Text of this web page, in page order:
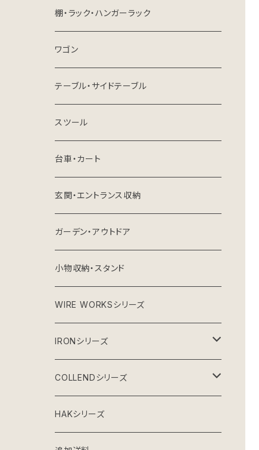
棚・ラック・ハンガーラック
ワゴン
テーブル・サイドテーブル
スツール
台車・カート
玄関・エントランス収納
ガーデン・アウトドア
小物収納・スタンド
WIRE WORKSシリーズ
IRONシリーズ
ガーデンシリーズ
グレーインテリア
COLLENDシリーズ
収納雑貨
HAKシリーズ